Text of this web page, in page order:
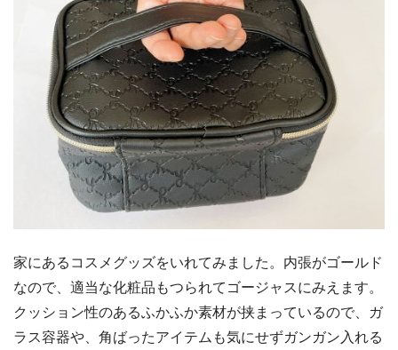
家にあるコスメグッズをいれてみました。内張がゴールド
なので、適当な化粧品もつられてゴージャスにみえます。
クッション性のあるふかふか素材が挟まっているので、ガ
ラス容器や、角ばったアイテムも気にせずガンガン入れる